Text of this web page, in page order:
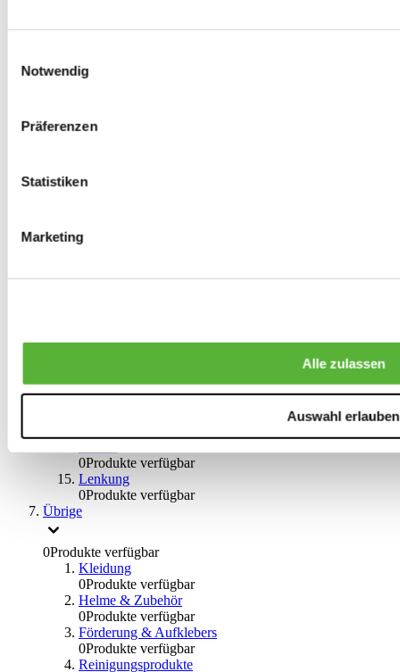
Notwendig
Präferenzen
Statistiken
Marketing
Alle zulassen
Auswahl erlauben
Bremsen
Handbremsen
0Produkte verfügbar
0Produkte verfügbar
Lenkung
0Produkte verfügbar
Übrige
0Produkte verfügbar
Kleidung
0Produkte verfügbar
Helme & Zubehör
0Produkte verfügbar
Förderung & Aufklebers
0Produkte verfügbar
Reinigungsprodukte